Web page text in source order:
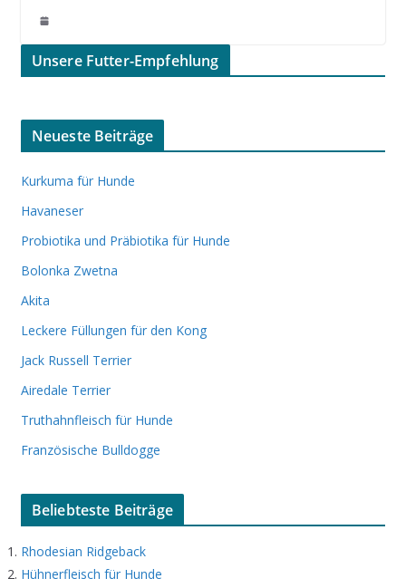
Unsere Futter-Empfehlung
Neueste Beiträge
Kurkuma für Hunde
Havaneser
Probiotika und Präbiotika für Hunde
Bolonka Zwetna
Akita
Leckere Füllungen für den Kong
Jack Russell Terrier
Airedale Terrier
Truthahnfleisch für Hunde
Französische Bulldogge
Beliebteste Beiträge
Rhodesian Ridgeback
Hühnerfleisch für Hunde